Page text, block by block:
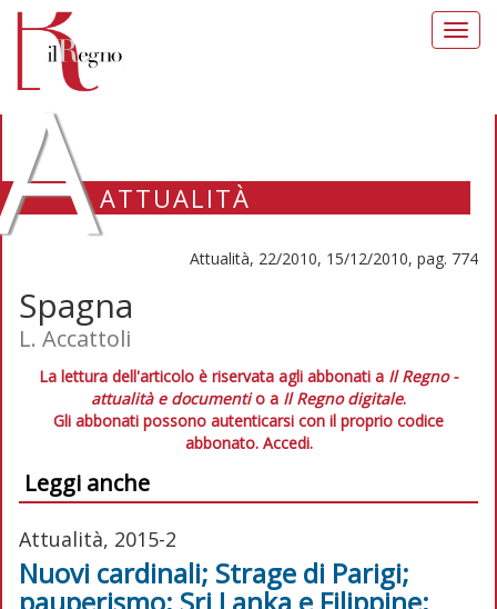
ATTUALITÀ
Attualità, 22/2010, 15/12/2010, pag. 774
Spagna
L. Accattoli
La lettura dell'articolo è riservata agli abbonati a Il Regno -
attualità e documentio a Il Regno digitale.
Gli abbonati possono autenticarsi con il proprio codice
abbonato. Accedi.
Leggi anche
Attualità, 2015-2
Nuovi cardinali; Strage di Parigi;